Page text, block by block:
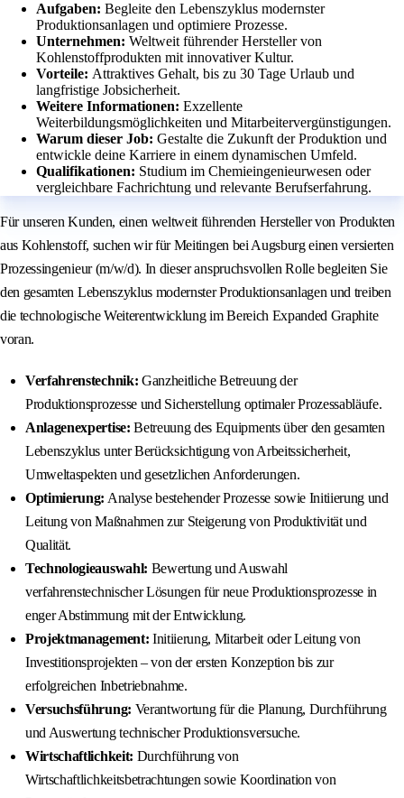
Aufgaben: Begleite den Lebenszyklus modernster
Produktionsanlagen und optimiere Prozesse.
Unternehmen: Weltweit führender Hersteller von
Kohlenstoffprodukten mit innovativer Kultur.
Vorteile: Attraktives Gehalt, bis zu 30 Tage Urlaub und
langfristige Jobsicherheit.
Weitere Informationen: Exzellente
Weiterbildungsmöglichkeiten und Mitarbeitervergünstigungen.
Warum dieser Job: Gestalte die Zukunft der Produktion und
entwickle deine Karriere in einem dynamischen Umfeld.
Qualifikationen: Studium im Chemieingenieurwesen oder
vergleichbare Fachrichtung und relevante Berufserfahrung.
Für unseren Kunden, einen weltweit führenden Hersteller von Produkten
aus Kohlenstoff, suchen wir für Meitingen bei Augsburg einen versierten
Prozessingenieur (m/w/d). In dieser anspruchsvollen Rolle begleiten Sie
den gesamten Lebenszyklus modernster Produktionsanlagen und treiben
die technologische Weiterentwicklung im Bereich Expanded Graphite
voran.
Verfahrenstechnik: Ganzheitliche Betreuung der
Produktionsprozesse und Sicherstellung optimaler Prozessabläufe.
Anlagenexpertise: Betreuung des Equipments über den gesamten
Lebenszyklus unter Berücksichtigung von Arbeitssicherheit,
Umweltaspekten und gesetzlichen Anforderungen.
Optimierung: Analyse bestehender Prozesse sowie Initiierung und
Leitung von Maßnahmen zur Steigerung von Produktivität und
Qualität.
Technologieauswahl: Bewertung und Auswahl
verfahrenstechnischer Lösungen für neue Produktionsprozesse in
enger Abstimmung mit der Entwicklung.
Projektmanagement: Initiierung, Mitarbeit oder Leitung von
Investitionsprojekten – von der ersten Konzeption bis zur
erfolgreichen Inbetriebnahme.
Versuchsführung: Verantwortung für die Planung, Durchführung
und Auswertung technischer Produktionsversuche.
Wirtschaftlichkeit: Durchführung von
Wirtschaftlichkeitsbetrachtungen sowie Koordination von